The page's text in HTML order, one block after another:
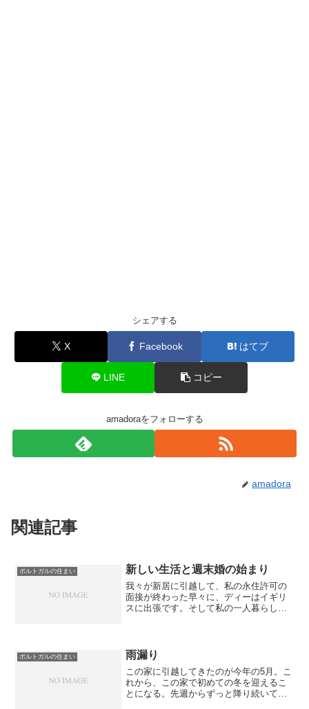
シェアする
X Facebook はてブ
LINE コピー
amadoraをフォローする
amadora
関連記事
ポルトガルの住まい 新しい生活と週末婚の始まり
我々が新居に引越して、私の永住許可の
面接が終わった早々に、ディーはイギリ
スに出張です。そして私の一人暮らしが
週末婚の始まり！？って言...
ポルトガルの住まい 雨漏り
この家に引越してきたのが今年の5月。こ
れから、この家で初めての冬を迎えるこ
とになる。先週からずっと降り続いてい